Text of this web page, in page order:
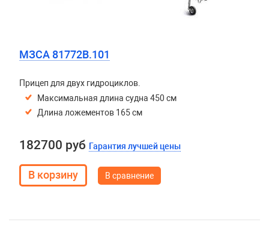
МЗСА 81772B.101
Прицеп для двух гидроциклов.
Максимальная длина судна 450 см
Длина ложементов 165 см
182700 руб Гарантия лучшей цены
В сравнение